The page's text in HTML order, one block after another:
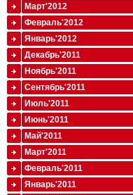
Март'2012
Февраль'2012
Январь'2012
Декабрь'2011
Ноябрь'2011
Сентябрь'2011
Июль'2011
Июнь'2011
Май'2011
Март'2011
Февраль'2011
Январь'2011